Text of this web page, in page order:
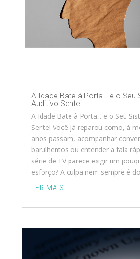
A Idade Bate à Porta… e o Seu
Auditivo Sente!
A Idade Bate à Porta... e o Seu
Sente! Você já reparou como, à
anos passam, acompanhar
barulhentos ou entender a fala
série de TV parece exigir um
esforço? A culpa nem sempre é
LER MAIS